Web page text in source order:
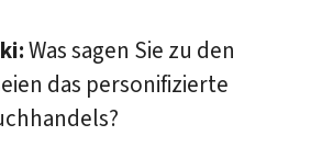
Was sagen Sie zu den
das personifizierte